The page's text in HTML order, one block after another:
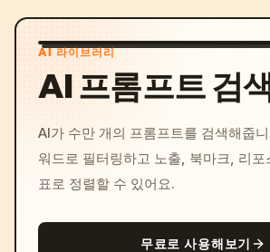
AI 라이브러리
AI 프롬프트 검
AI가 수만 개의 프롬프트를 검색해줍니
워드로 필터링하고 노출, 북마크, 리포
표로 정렬할 수 있어요.
무료로 사용해보기